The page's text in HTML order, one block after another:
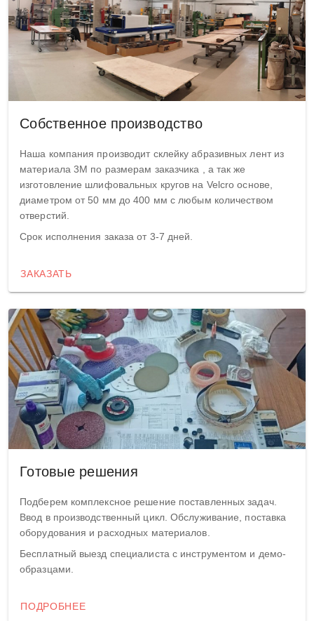
Собственное производство
Наша компания производит склейку абразивных лент из
материала 3М по размерам заказчика , а так же
изготовление шлифовальных кругов на Velcro основе,
диаметром от 50 мм до 400 мм с любым количеством
отверстий.
Срок исполнения заказа от 3-7 дней.
ЗАКАЗАТЬ
Готовые решения
Подберем комплексное решение поставленных задач.
Ввод в производственный цикл. Обслуживание, поставка
оборудования и расходных материалов.
Бесплатный выезд специалиста с инструментом и демо-
образцами.
ПОДРОБНЕЕ